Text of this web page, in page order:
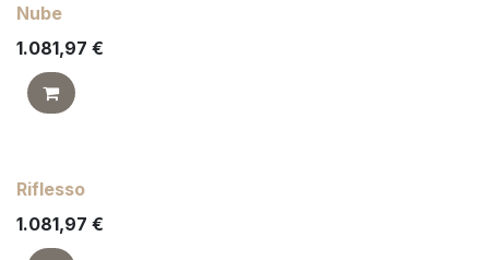
Nube
1.081,97 €
Riflesso
1.081,97 €